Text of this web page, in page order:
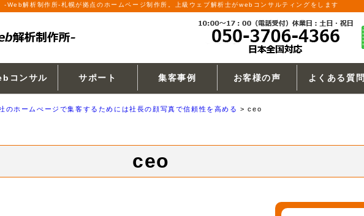
Web解析制作所-札幌が拠点のホームページ制作所。上級ウェブ解析士がwebコンサルティングをします
コンサル サポート 集客事例 お客様の声 よくある質問
のホームぺージで集客するためには社長の顔写真で信頼性を高める >ceo
ceo